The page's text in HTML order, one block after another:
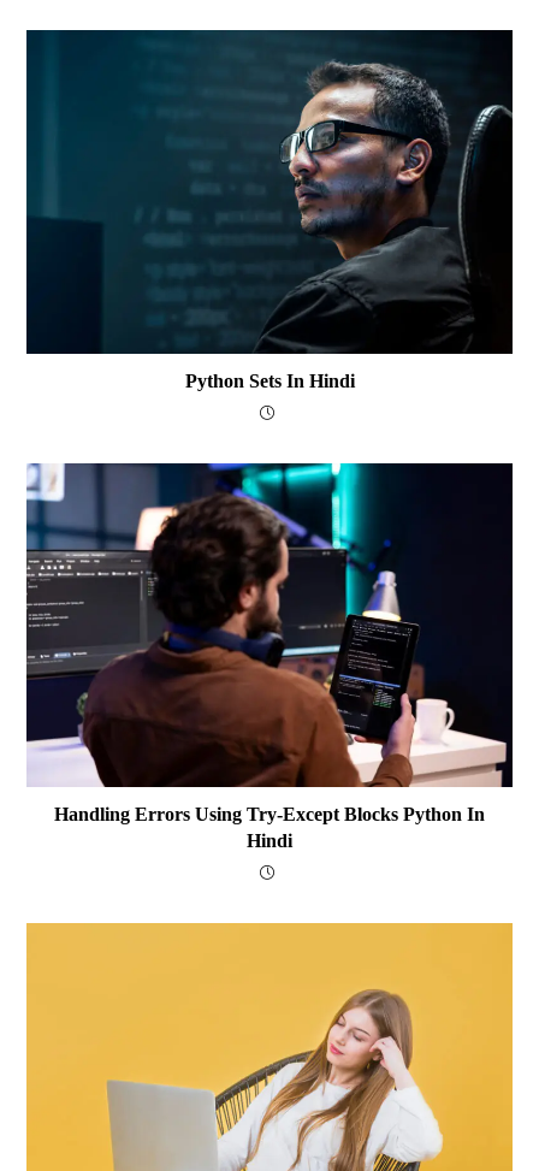
Python Sets In Hindi
Handling Errors Using Try-Except Blocks Python In
Hindi